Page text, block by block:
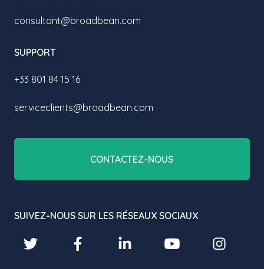
consultant@broadbean.com
SUPPORT
+33 801 84 15 16
serviceclients@broadbean.com
CONTACTEZ-NOUS
SUIVEZ-NOUS SUR LES RÉSEAUX SOCIAUX